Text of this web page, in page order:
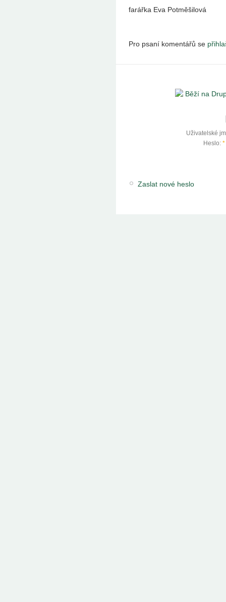
farářka Eva
Pro psaní komentářů se
Uživatelské
Heslo: *
Zaslat nové heslo